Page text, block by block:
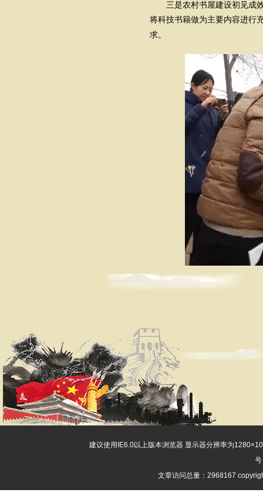
三是农村书屋建设初见成
将科技书籍做为主要内容进行
求。
建议使用IE6.0以上版本浏览器 显示器分辨率为
号
文章访问总量：2968167